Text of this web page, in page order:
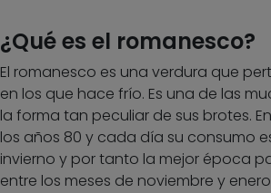
¿Qué es el romanesco?
El romanesco es una verdura que
en los que hace frío. Es una de las
la forma tan peculiar de sus brotes.
los años 80 y cada día su consumo
invierno y por tanto la mejor época
entre los meses de noviembre y